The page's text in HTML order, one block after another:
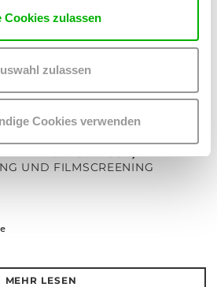
Cookies zulassen
zulassen
Cookies verwenden
UND FILMSCREENING
MEHR LESEN